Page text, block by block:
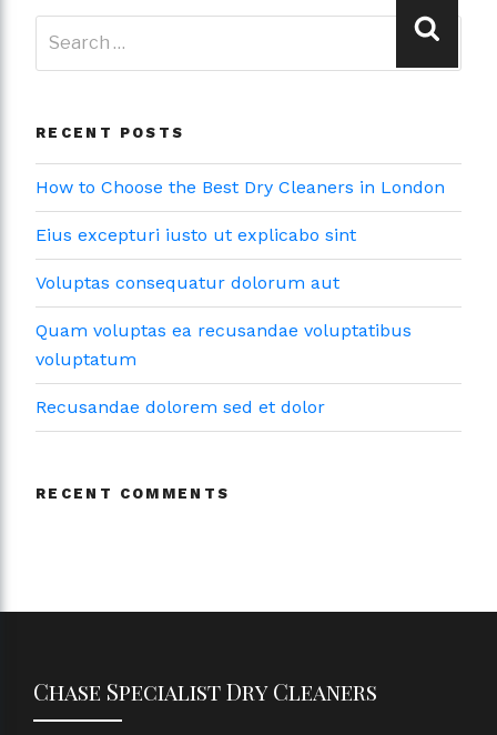
explicabo
for:
RECENT POSTS
How to Choose the Best Dry Cleaners in London
Eius excepturi iusto ut explicabo sint
Voluptas consequatur dolorum aut
Quam voluptas ea recusandae voluptatibus
voluptatum
Recusandae dolorem sed et dolor
RECENT COMMENTS
Chase Specialist Dry Cleaners